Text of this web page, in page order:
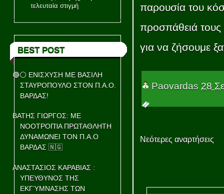
τελευταία στιγμή
BEST POST
🟢⚪ ΕΝΙΣΧΥΣΗ ΜΕ ΒΑΣΙΛΗ
ΣΤΑΥΡΟΠΟΥΛΟ ΣΤΟΝ Π.Α.Ο.
ΒΑΡΔΑΣ!
ΒΑΤΗΣ ΓΙΩΡΓΟΣ: ΜΕ
ΝΟΟΤΡΟΠΊΑ ΠΡΩΤΑΘΛΗΤΗ
ΔΥΝΑΜΩΝΕΙ ΤΟΝ Π.Α.Ο
ΒΑΡΔΑΣ 🇳🇬
ΑΝΑΣΤΑΣΙΟΣ ΚΑΡΑΒΙΑΣ :
ΥΠΕΥΘΥΝΟΣ ΤΗΣ
ΕΚΓΎΜΝΑΣΗΣ ΤΩΝ
παρουσία του
προσπάθειά
για να ζήσουμε
Paovardas 28
Νεότερες αναρτήσεις